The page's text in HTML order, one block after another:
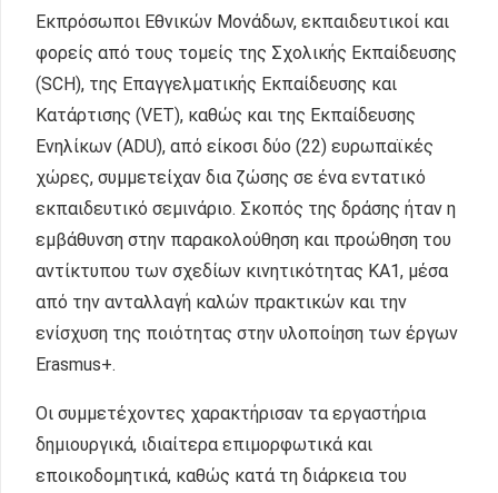
Εκπρόσωποι Εθνικών Μονάδων, εκπαιδευτικοί και
φορείς από τους τομείς της Σχολικής Εκπαίδευσης
(SCH), της Επαγγελματικής Εκπαίδευσης και
Κατάρτισης (VET), καθώς και της Εκπαίδευσης
Ενηλίκων (ADU), από είκοσι δύο (22) ευρωπαϊκές
χώρες, συμμετείχαν δια ζώσης σε ένα εντατικό
εκπαιδευτικό σεμινάριο. Σκοπός της δράσης ήταν η
εμβάθυνση στην παρακολούθηση και προώθηση του
αντίκτυπου των σχεδίων κινητικότητας ΚΑ1, μέσα
από την ανταλλαγή καλών πρακτικών και την
ενίσχυση της ποιότητας στην υλοποίηση των έργων
Erasmus+.
Οι συμμετέχοντες χαρακτήρισαν τα εργαστήρια
δημιουργικά, ιδιαίτερα επιμορφωτικά και
εποικοδομητικά, καθώς κατά τη διάρκεια του